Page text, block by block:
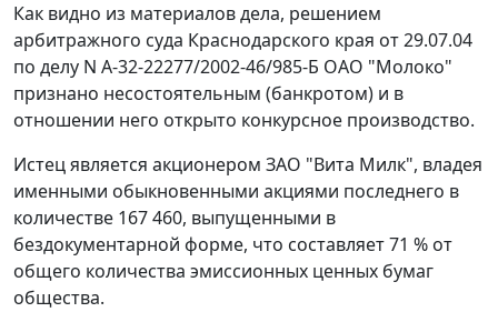
Как видно из материалов дела, решением
арбитражного суда Краснодарского края от 29.07.04
по делу N А-32-22277/2002-46/985-Б ОАО "Молоко"
признано несостоятельным (банкротом) и в
отношении него открыто конкурсное производство.
Истец является акционером ЗАО "Вита Милк", владея
именными обыкновенными акциями последнего в
количестве 167 460, выпущенными в
бездокументарной форме, что составляет 71 % от
общего количества эмиссионных ценных бумаг
общества.